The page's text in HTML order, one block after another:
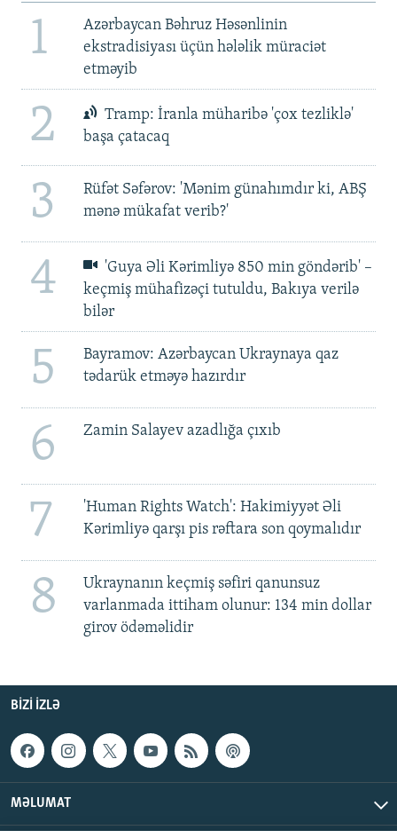
1
Azərbaycan Bəhruz Həsənlinin
ekstradisiyası üçün hələlik müraciət
etməyib
2
Tramp: İranla müharibə 'çox tezliklə'
başa çatacaq
3
Rüfət Səfərov: 'Mənim günahımdır ki, ABŞ
mənə mükafat verib?'
4
'Guya Əli Kərimliyə 850 min göndərib' –
keçmiş mühafizəçi tutuldu, Bakıya verilə
bilər
5
Bayramov: Azərbaycan Ukraynaya qaz
tədarük etməyə hazırdır
6 Zamin Salayev azadlığa çıxıb
7
'Human Rights Watch': Hakimiyyət Əli
Kərimliyə qarşı pis rəftara son qoymalıdır
8
Ukraynanın keçmiş səfiri qanunsuz
varlanmada ittiham olunur: 134 min dollar
girov ödəməlidir
BIZI IZLƏ
MƏLUMAT